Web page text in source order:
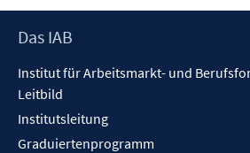
Footer
Das IAB
Institut für Arbeitsmarkt- und
Leitbild
Institutsleitung
Graduiertenprogramm